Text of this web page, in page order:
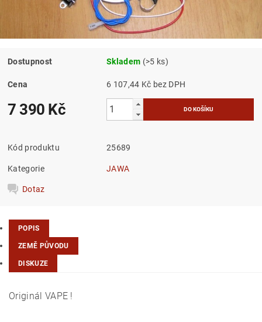
Dostupnost Skladem (>5 ks)
Cena 6 107,44 Kč bez DPH
7 390 Kč
Kód produktu 25689
Kategorie JAWA
Dotaz
POPIS
ZEMĚ PŮVODU
DISKUZE
Originál VAPE !